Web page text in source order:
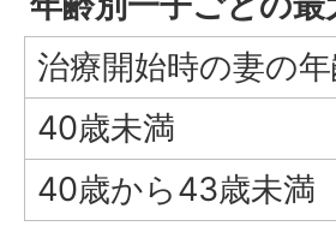
治療開始時の妻の
40歳未満
40歳から43歳未満